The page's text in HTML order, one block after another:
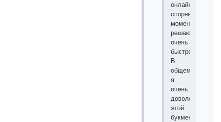
онлайн
спорные
моменты
решаются
очень
быстро.
В
общем
я
очень
доволен
этой
букмекерской